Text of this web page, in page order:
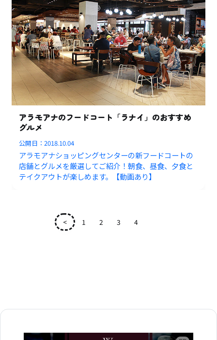
アラモアナのフードコート「ラナイ」のおすすめ
グルメ
公開日：2018.10.04
アラモアナショッピングセンターの新フードコートの
店舗とグルメを厳選してご紹介！朝食、昼食、夕食と
テイクアウトが楽しめます。【動画あり】
< 1 2 3 4